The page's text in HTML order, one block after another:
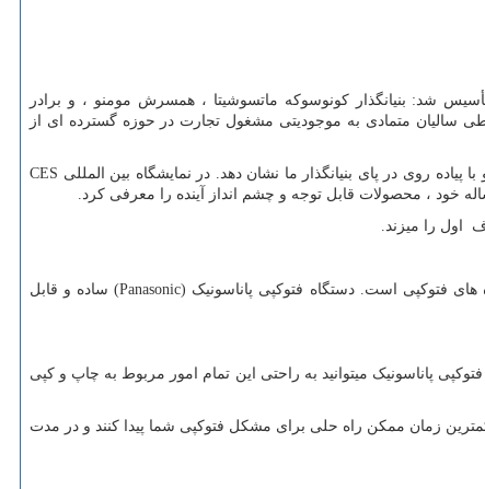
نفر تأسیس شد: بنیانگذار کونوسوکه ماتسوشیتا ، همسرش مومنو ، و برادر
سالیان متمادی به موجودیتی مشغول تجارت در حوزه گسترده ای از
CES
اول را میزند.
Panasonic)) ساده و قابل
پاناسونیک میتوانید به راحتی این تمام امور مربوط به چاپ و کپی
زمان ممکن راه حلی برای مشکل فتوکپی شما پیدا کنند و در مدت